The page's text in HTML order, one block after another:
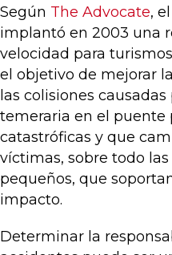
Según The Advocate,
implantó en 2003 una
velocidad para
el objetivo de mejorar
las colisiones
temeraria en el puente
catastróficas y que
víctimas, sobre todo
pequeños, que
impacto.
Determinar la